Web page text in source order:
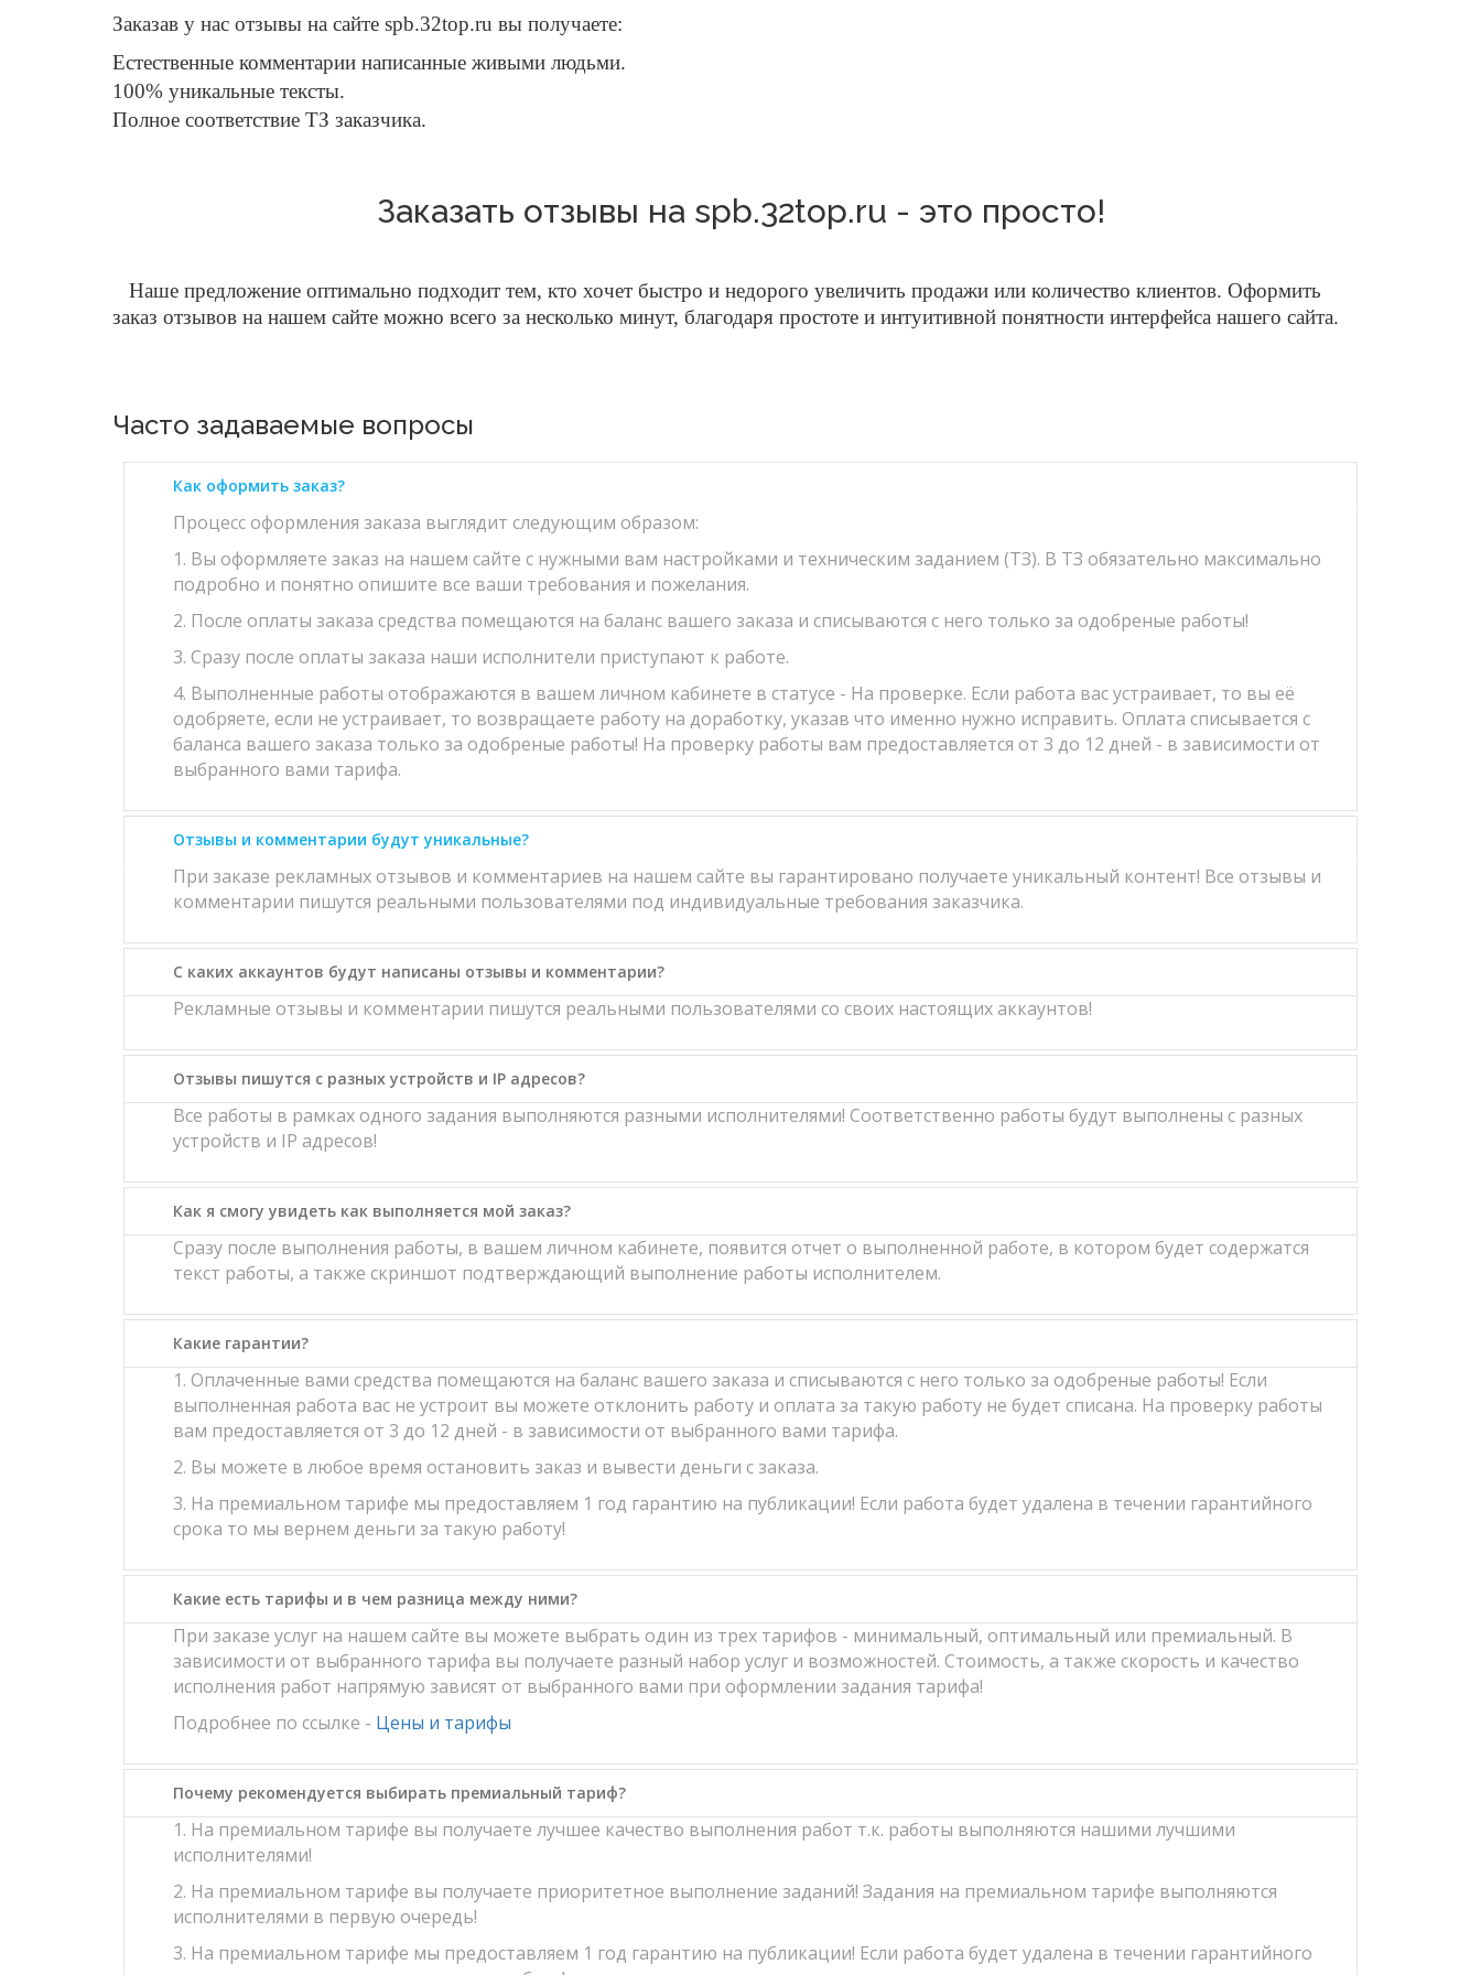
Заказав у нас отзывы на сайте spb.32top.ru вы получаете:
Естественные комментарии написанные живыми людьми.
100% уникальные тексты.
Полное соответствие ТЗ заказчика.
Заказать отзывы на spb.32top.ru - это просто!
Наше предложение оптимально подходит тем, кто хочет быстро и недорого увеличить продажи или количество клиентов. Оформить
заказ отзывов на нашем сайте можно всего за несколько минут, благодаря простоте и интуитивной понятности интерфейса нашего сайта.
Часто задаваемые вопросы
Как оформить заказ?
Процесс оформления заказа выглядит следующим образом:
1. Вы оформляете заказ на нашем сайте с нужными вам настройками и техническим заданием (ТЗ). В ТЗ обязательно максимально
подробно и понятно опишите все ваши требования и пожелания.
2. После оплаты заказа средства помещаются на баланс вашего заказа и списываются с него только за одобреные работы!
3. Сразу после оплаты заказа наши исполнители приступают к работе.
4. Выполненные работы отображаются в вашем личном кабинете в статусе - На проверке. Если работа вас устраивает, то вы её
одобряете, если не устраивает, то возвращаете работу на доработку, указав что именно нужно исправить. Оплата списывается с
баланса вашего заказа только за одобреные работы! На проверку работы вам предоставляется от 3 до 12 дней - в зависимости от
выбранного вами тарифа.
Отзывы и комментарии будут уникальные?
При заказе рекламных отзывов и комментариев на нашем сайте вы гарантировано получаете уникальный контент! Все отзывы и
комментарии пишутся реальными пользователями под индивидуальные требования заказчика.
С каких аккаунтов будут написаны отзывы и комментарии?
Рекламные отзывы и комментарии пишутся реальными пользователями со своих настоящих аккаунтов!
Отзывы пишутся с разных устройств и IP адресов?
Все работы в рамках одного задания выполняются разными исполнителями! Соответственно работы будут выполнены с разных
устройств и IP адресов!
Как я смогу увидеть как выполняется мой заказ?
Сразу после выполнения работы, в вашем личном кабинете, появится отчет о выполненной работе, в котором будет содержатся
текст работы, а также скриншот подтверждающий выполнение работы исполнителем.
Какие гарантии?
1. Оплаченные вами средства помещаются на баланс вашего заказа и списываются с него только за одобреные работы! Если
выполненная работа вас не устроит вы можете отклонить работу и оплата за такую работу не будет списана. На проверку работы
вам предоставляется от 3 до 12 дней - в зависимости от выбранного вами тарифа.
2. Вы можете в любое время остановить заказ и вывести деньги с заказа.
3. На премиальном тарифе мы предоставляем 1 год гарантию на публикации! Если работа будет удалена в течении гарантийного
срока то мы вернем деньги за такую работу!
Какие есть тарифы и в чем разница между ними?
При заказе услуг на нашем сайте вы можете выбрать один из трех тарифов - минимальный, оптимальный или премиальный. В
зависимости от выбранного тарифа вы получаете разный набор услуг и возможностей. Стоимость, а также скорость и качество
исполнения работ напрямую зависят от выбранного вами при оформлении задания тарифа!
Подробнее по ссылке - Цены и тарифы
Почему рекомендуется выбирать премиальный тариф?
1. На премиальном тарифе вы получаете лучшее качество выполнения работ т.к. работы выполняются нашими лучшими
исполнителями!
2. На премиальном тарифе вы получаете приоритетное выполнение заданий! Задания на премиальном тарифе выполняются
исполнителями в первую очередь!
3. На премиальном тарифе мы предоставляем 1 год гарантию на публикации! Если работа будет удалена в течении гарантийного